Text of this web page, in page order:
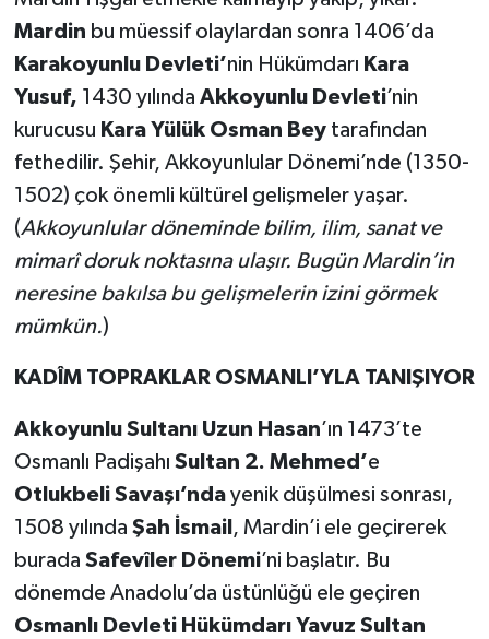
Mardin bu müessif olaylardan sonra 1406’da
Karakoyunlu Devleti’nin Hükümdarı Kara
Yusuf, 1430 yılında Akkoyunlu Devleti’nin
kurucusu Kara Yülük Osman Bey tarafından
fethedilir. Şehir, Akkoyunlular Dönemi’nde (1350-
1502) çok önemli kültürel gelişmeler yaşar.
(Akkoyunlular döneminde bilim, ilim, sanat ve
mimarî doruk noktasına ulaşır. Bugün Mardin’in
neresine bakılsa bu gelişmelerin izini görmek
mümkün.)
KADÎM TOPRAKLAR OSMANLI’YLA TANIŞIYOR
Akkoyunlu Sultanı Uzun Hasan’ın 1473’te
Osmanlı Padişahı Sultan 2. Mehmed’e
Otlukbeli Savaşı’ndayenik düşülmesi sonrası,
1508 yılında Şah İsmail , Mardin’i ele geçirerek
burada Safevîler Dönemi’ni başlatır. Bu
dönemde Anadolu’da üstünlüğü ele geçiren
Osmanlı Devleti Hükümdarı Yavuz Sultan